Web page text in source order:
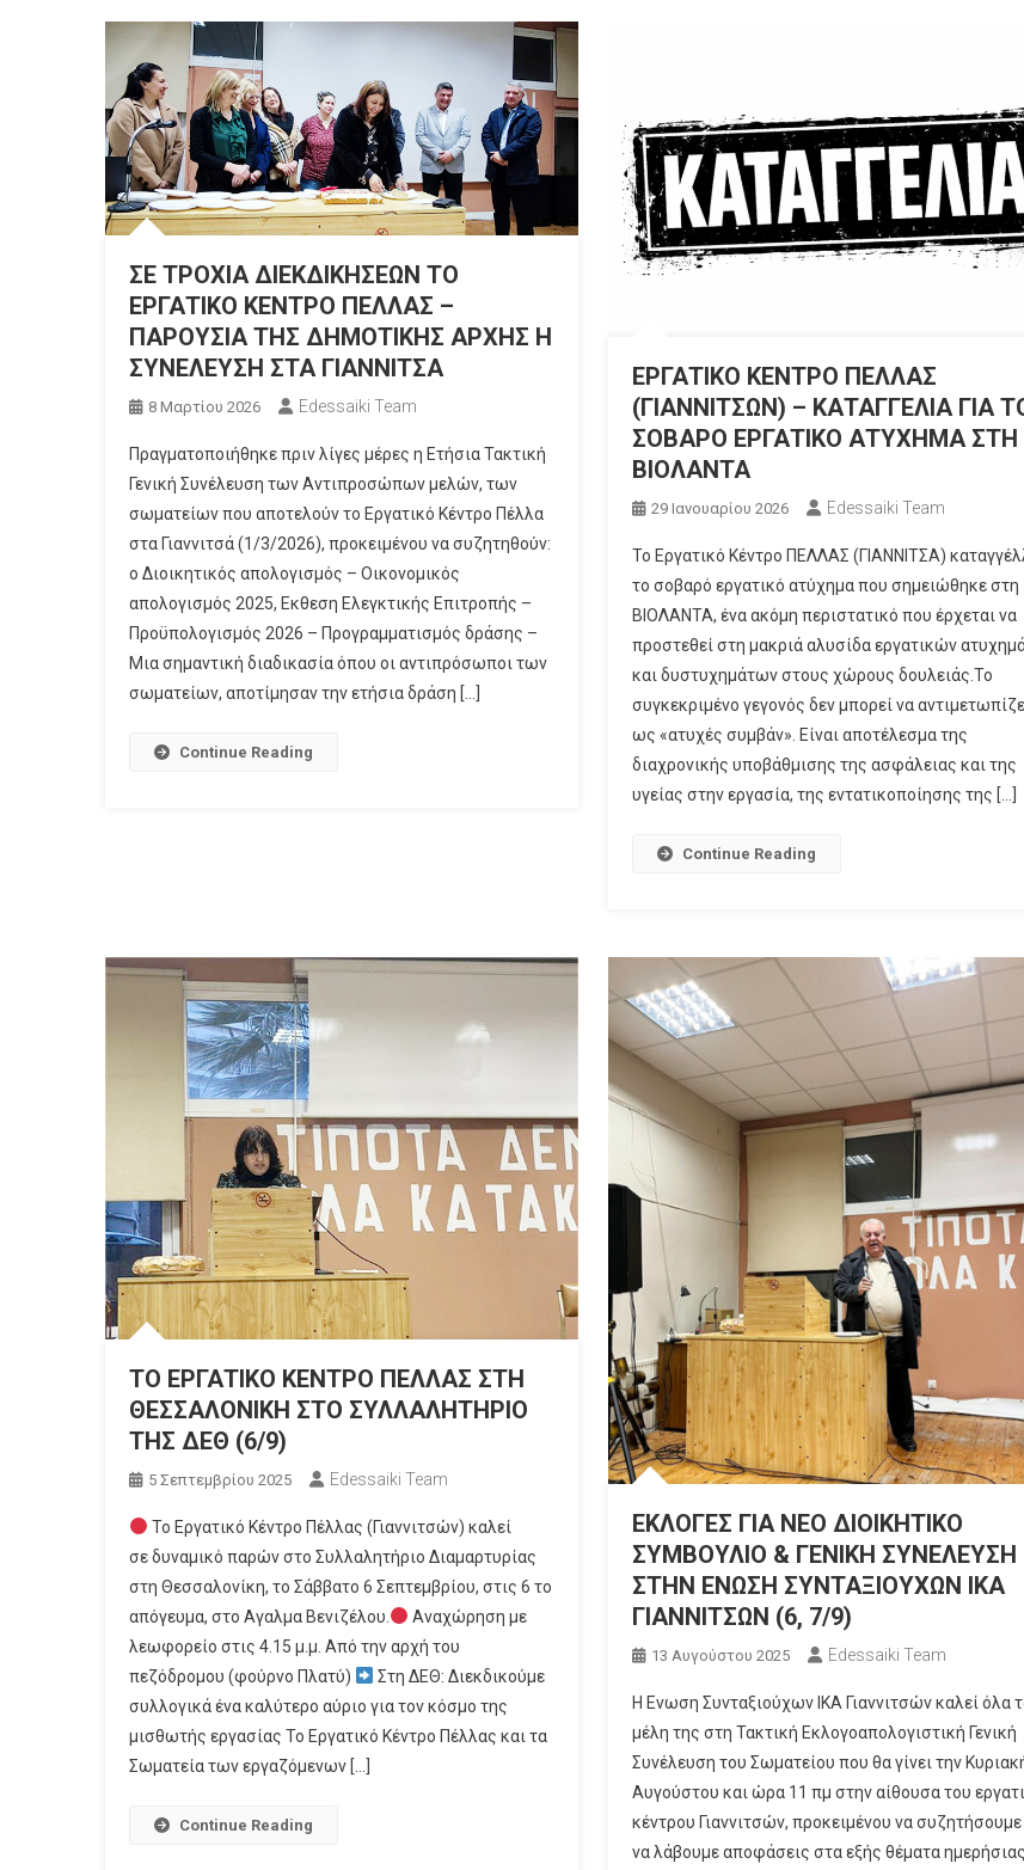
ΣΕ ΤΡΟΧΙΑ ΔΙΕΚΔΙΚΗΣΕΩΝ ΤΟ
ΕΡΓΑΤΙΚΟ ΚΕΝΤΡΟ ΠΕΛΛΑΣ –
ΠΑΡΟΥΣΙΑ ΤΗΣ ΔΗΜΟΤΙΚΗΣ ΑΡΧΗΣ Η
ΣΥΝΕΛΕΥΣΗ ΣΤΑ ΓΙΑΝΝΙΤΣΑ
8 Μαρτίου 2026 Edessaiki Team
Πραγματοποιήθηκε πριν λίγες μέρες η Ετήσια Τακτική
Γενική Συνέλευση των Αντιπροσώπων μελών, των
σωματείων που αποτελούν το Εργατικό Κέντρο Πέλλα
στα Γιαννιτσά (1/3/2026), προκειμένου να συζητηθούν:
ο Διοικητικός απολογισμός – Οικονομικός
απολογισμός 2025, Εκθεση Ελεγκτικής Επιτροπής –
Προϋπολογισμός 2026 – Προγραμματισμός δράσης –
Μια σημαντική διαδικασία όπου οι αντιπρόσωποι των
σωματείων, αποτίμησαν την ετήσια δράση […]
Continue Reading
ΕΡΓΑΤΙΚΟ ΚΕΝΤΡΟ ΠΕΛΛΑΣ
(ΓΙΑΝΝΙΤΣΩΝ) – ΚΑΤΑΓΓΕΛΙΑ ΓΙΑ
ΣΟΒΑΡΟ ΕΡΓΑΤΙΚΟ ΑΤΥΧΗΜΑ ΣΤΗ
ΒΙΟΛΑΝΤΑ
29 Ιανουαρίου 2026 Edessaiki Team
Το Εργατικό Κέντρο ΠΕΛΛΑΣ (ΓΙΑΝΝΙΤΣΑ)
το σοβαρό εργατικό ατύχημα που σημειώθηκε στη
ΒΙΟΛΑΝΤΑ, ένα ακόμη περιστατικό που έρχεται να
προστεθεί στη μακριά αλυσίδα εργατικών
και δυστυχημάτων στους χώρους δουλειάς.Το
συγκεκριμένο γεγονός δεν μπορεί να
ως «ατυχές συμβάν». Είναι αποτέλεσμα της
διαχρονικής υποβάθμισης της ασφάλειας και της
υγείας στην εργασία, της εντατικοποίησης της […]
Continue Reading
ΤΟ ΕΡΓΑΤΙΚΟ ΚΕΝΤΡΟ ΠΕΛΛΑΣ ΣΤΗ
ΘΕΣΣΑΛΟΝΙΚΗ ΣΤΟ ΣΥΛΛΑΛΗΤΗΡΙΟ
ΤΗΣ ΔΕΘ (6/9)
5 Σεπτεμβρίου 2025 Edessaiki Team
Το Εργατικό Κέντρο Πέλλας (Γιαννιτσών) καλεί
σε δυναμικό παρών στο Συλλαλητήριο Διαμαρτυρίας
στη Θεσσαλονίκη, το Σάββατο 6 Σεπτεμβρίου, στις 6 το
απόγευμα, στο Αγαλμα Βενιζέλου.
Αναχώρηση με
λεωφορείο στις 4.15 μ.μ. Από την αρχή του
πεζόδρομου (φούρνο Πλατύ)
Στη ΔΕΘ: Διεκδικούμε
συλλογικά ένα καλύτερο αύριο για τον κόσμο της
μισθωτής εργασίας Το Εργατικό Κέντρο Πέλλας και τα
Σωματεία των εργαζόμενων […]
Continue Reading
ΕΚΛΟΓΕΣ ΓΙΑ ΝΕΟ ΔΙΟΙΚΗΤΙΚΟ
ΣΥΜΒΟΥΛΙΟ & ΓΕΝΙΚΗ ΣΥΝΕΛΕΥΣΗ
ΣΤΗΝ ΕΝΩΣΗ ΣΥΝΤΑΞΙΟΥΧΩΝ ΙΚΑ
ΓΙΑΝΝΙΤΣΩΝ (6, 7/9)
13 Αυγούστου 2025 Edessaiki Team
Η Ενωση Συνταξιούχων ΙΚΑ Γιαννιτσών καλεί όλα
μέλη της στη Τακτική Εκλογοαπολογιστική Γενική
Συνέλευση του Σωματείου που θα γίνει την
Αυγούστου και ώρα 11 πμ στην αίθουσα του
κέντρου Γιαννιτσών, προκειμένου να συζητήσουμε
να λάβουμε αποφάσεις στα εξής θέματα ημερήσιας